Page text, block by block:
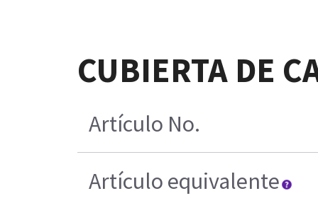
CUBIERTA DE
Artículo No.
Artículo equivalente